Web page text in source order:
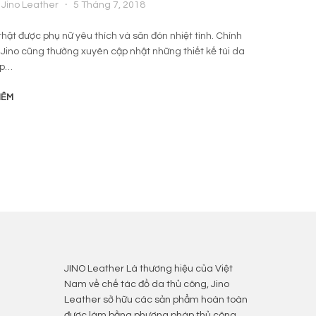
Jino Leather 5 Tháng 7, 2018
được phụ nữ yêu thích và săn đón nhiệt tình. Chính
Jino cũng thường xuyên cập nhật những thiết kế túi da
JINO Leather Là thương hiệu của Việt
Nam về chế tác đồ da thủ công, Jino
Leather sở hữu các sản phẩm hoàn toàn